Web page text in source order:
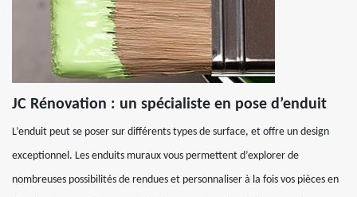
JC Rénovation : un spécialiste en pose d’enduit
L’enduit peut se poser sur différents types de surface, et offre un design
exceptionnel. Les enduits muraux vous permettent d’explorer de
nombreuses possibilités de rendues et personnaliser à la fois vos pièces en